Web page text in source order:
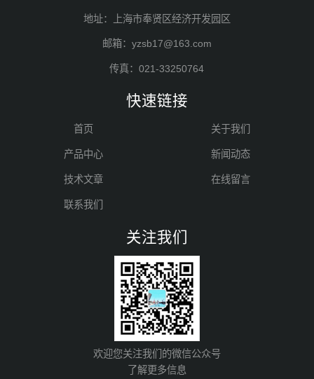
地址：上海市奉贤区经济开发园区
邮箱：yzsb17@163.com
传真：021-33250764
快速链接
首页 关于我们
产品中心 新闻动态
技术文章 在线留言
联系我们
关注我们
欢迎您关注我们的微信公众号
了解更多信息